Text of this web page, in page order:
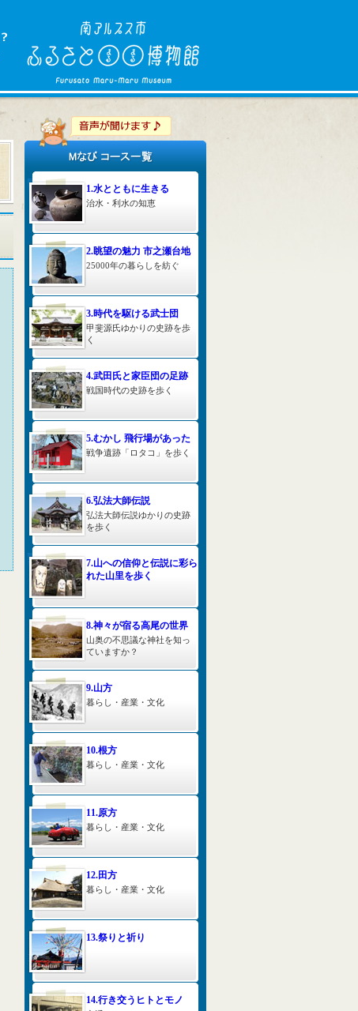
1.水とともに生きる
治水・利水の知恵
2.眺望の魅力 市之瀬台地
25000年の暮らしを紡ぐ
3.時代を駆ける武士団
甲斐源氏ゆかりの史跡を歩
く
4.武田氏と家臣団の足跡
戦国時代の史跡を歩く
5.むかし 飛行場があった
戦争遺跡「ロタコ」を歩く
6.弘法大師伝説
弘法大師伝説ゆかりの史跡
を歩く
7.山への信仰と伝説に彩ら
れた山里を歩く
8.神々が宿る高尾の世界
山奥の不思議な神社を知っ
ていますか？
9.山方
暮らし・産業・文化
10.根方
暮らし・産業・文化
11.原方
暮らし・産業・文化
12.田方
暮らし・産業・文化
13.祭りと祈り
14.行き交うヒトとモノ